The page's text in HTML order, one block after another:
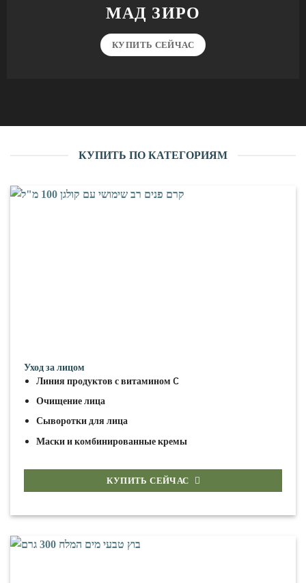
МАД ЗИРО
КУПИТЬ СЕЙЧАС
КУПИТЬ ПО КАТЕГОРИЯМ
Уход за лицом
Линия продуктов с витамином C
Очищение лица
Сыворотки для лица
Маски и комбинированные кремы
КУПИТЬ СЕЙЧАС